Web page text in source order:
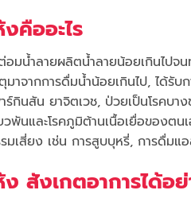
คืออะไร
อมน้ำลายผลิตน้ำลายน้อยเกินไปจ
มาจากการดื่มน้ำน้อยเกินไป, ได้รับ
ร์กินสัน ยาจิตเวช, ป่วยเป็นโรคบ
วพันและโรคภูมิต้านเนื้อเยื่อของต
เสี่ยง เช่น การสูบบุหรี่, การดื่มแ
สังเกตอาการได้อย่